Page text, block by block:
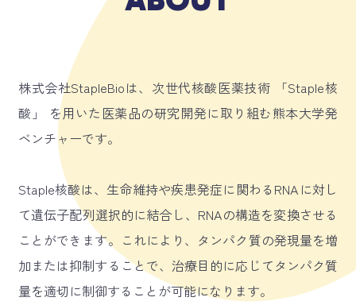
株式会社StapleBioは、次世代核酸医薬技術 「Staple核
酸」 を用いた医薬品の研究開発に取り組む熊本大学発
ベンチャーです。
Staple核酸は、生命維持や疾患発症に関わるRNAに対し
て遺伝子配列選択的に結合し、RNAの構造を変換させる
ことができます。これにより、タンパク質の発現量を増
加または抑制することで、治療目的に応じてタンパク質
量を適切に制御することが可能になります。